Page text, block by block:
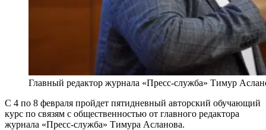
Главный редактор журнала «Пресс-служба» Тимур
С 4 по 8 февраля пройдет пятидневный авторский обучающий
курс по связям с общественностью от главного редактора
журнала «Пресс-служба» Тимура Асланова.